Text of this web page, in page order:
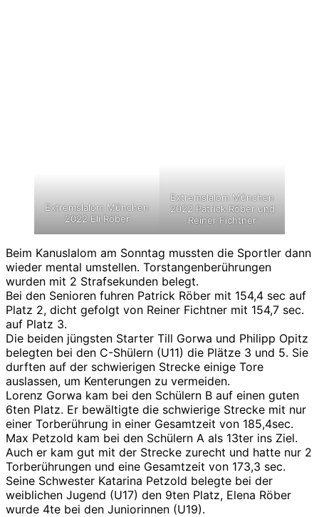
Extremslalom München
2022 Eli Röber
Extremslalom München
2022 Patrick Röber und
Reiner Fichtner
Beim Kanuslalom am Sonntag mussten die Sportler dann
wieder mental umstellen. Torstangenberührungen
wurden mit 2 Strafsekunden belegt.
Bei den Senioren fuhren Patrick Röber mit 154,4 sec auf
Platz 2, dicht gefolgt von Reiner Fichtner mit 154,7 sec.
auf Platz 3.
Die beiden jüngsten Starter Till Gorwa und Philipp Opitz
belegten bei den C-Shülern (U11) die Plätze 3 und 5. Sie
durften auf der schwierigen Strecke einige Tore
auslassen, um Kenterungen zu vermeiden.
Lorenz Gorwa kam bei den Schülern B auf einen guten
6ten Platz. Er bewältigte die schwierige Strecke mit nur
einer Torberührung in einer Gesamtzeit von 185,4sec.
Max Petzold kam bei den Schülern A als 13ter ins Ziel.
Auch er kam gut mit der Strecke zurecht und hatte nur 2
Torberührungen und eine Gesamtzeit von 173,3 sec.
Seine Schwester Katarina Petzold belegte bei der
weiblichen Jugend (U17) den 9ten Platz, Elena Röber
wurde 4te bei den Juniorinnen (U19).